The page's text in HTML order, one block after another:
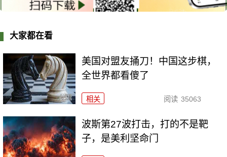
大家都在看
美国对盟友捅刀！中国这步棋，
全世界都看傻了
相关 阅读 35063
波斯第27波打击，打的不是靶
子，是美利坚命门